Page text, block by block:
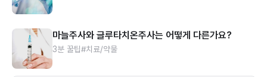
마늘주사와 글루타치온주사는 어떻게 다른가요?
3분 꿀팁#치료/약물